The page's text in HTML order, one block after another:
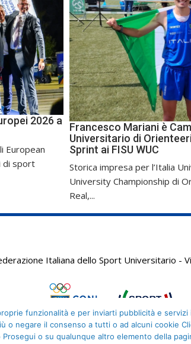
2026 a
European
di sport
Francesco Mariani è
Universitario di
Sprint ai FISU WUC
Storica impresa per l’Italia
University Championship di
Real,...
Italiana dello Sport Universitario -
funzionalità e per inviarti pubblicità e
o negare il consenso a tutti o ad alcuni cookie
o su qualunque altro elemento della